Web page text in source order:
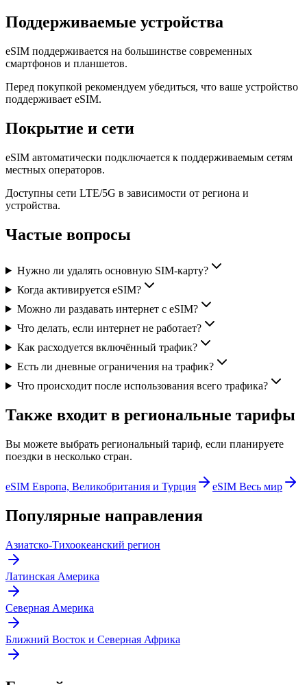
Поддерживаемые устройства
eSIM поддерживается на большинстве современных
смартфонов и планшетов.
Перед покупкой рекомендуем убедиться, что ваше устройство
поддерживает eSIM.
Покрытие и сети
eSIM автоматически подключается к поддерживаемым сетям
местных операторов.
Доступны сети LTE/5G в зависимости от региона и
устройства.
Частые вопросы
Нужно ли удалять основную SIM-карту?
Когда активируется eSIM?
Можно ли раздавать интернет с eSIM?
Что делать, если интернет не работает?
Как расходуется включённый трафик?
Есть ли дневные ограничения на трафик?
Что происходит после использования всего трафика?
Также входит в региональные тарифы
Вы можете выбрать региональный тариф, если планируете
поездки в несколько стран.
eSIM Европа, Великобритания и Турция eSIM Весь мир
Популярные направления
Азиатско-Тихоокеанский регион
Латинская Америка
Северная Америка
Ближний Восток и Северная Африка